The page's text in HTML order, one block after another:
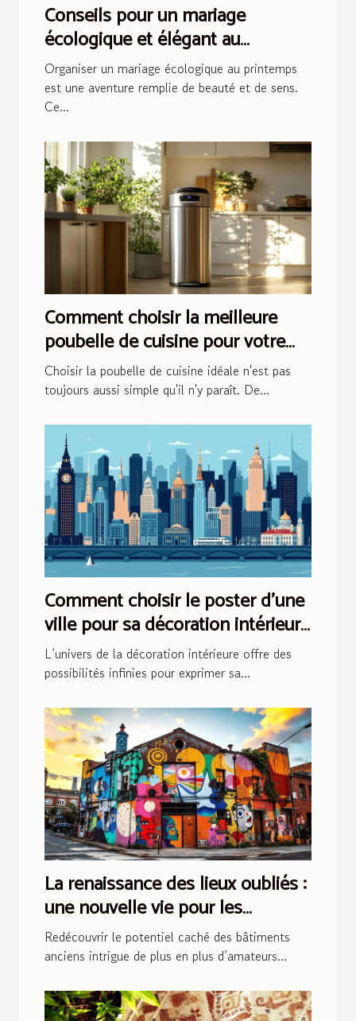
Conseils pour un mariage
écologique et élégant au
printemps
Organiser un mariage écologique au printemps
est une aventure remplie de beauté et de sens.
Ce...
Comment choisir la meilleure
poubelle de cuisine pour votre
foyer ?
Choisir la poubelle de cuisine idéale n'est pas
toujours aussi simple qu'il n'y paraît. De...
Comment choisir le poster d'une
ville pour sa décoration intérieure
?
L’univers de la décoration intérieure offre des
possibilités infinies pour exprimer sa...
La renaissance des lieux oubliés :
une nouvelle vie pour les
bâtiments anciens
Redécouvrir le potentiel caché des bâtiments
anciens intrigue de plus en plus d’amateurs...